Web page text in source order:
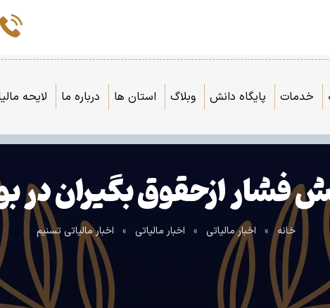
خدمات پایگاه دانش وبلاگ استان ها درباره ما لایحه
فشار ازحقوق بگیران در
خانه » اخبار مالیاتی » اخبار مالیاتی » اخبار مالیاتی تسنیم